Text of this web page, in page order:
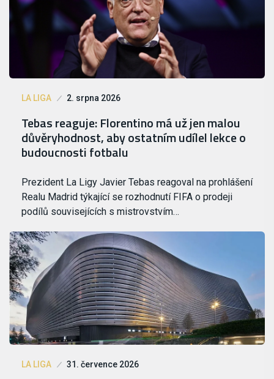
LA LIGA 2. srpna 2026
Tebas reaguje: Florentino má už jen malou
důvěryhodnost, aby ostatním udílel lekce o
budoucnosti fotbalu
Prezident La Ligy Javier Tebas reagoval na prohlášení
Realu Madrid týkající se rozhodnutí FIFA o prodeji
podílů souvisejících s mistrovstvím…
LA LIGA 31. července 2026